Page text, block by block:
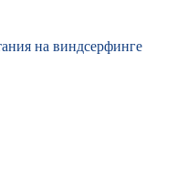
на виндсерфинге